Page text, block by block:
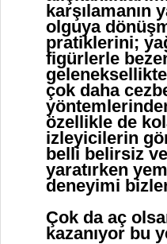
karşılamanın
olguya
pratiklerini;
figürlerle
çok daha
özellikle de
izleyicilerin
belli belirsiz
yaratırken
deneyimi
Çok da aç
kazanıyor bu